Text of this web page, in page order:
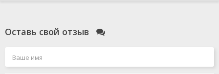
Оставь свой отзыв